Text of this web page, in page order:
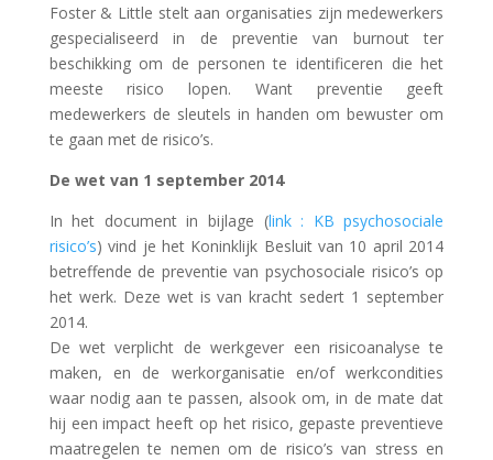
Foster & Little stelt aan organisaties zijn medewerkers
gespecialiseerd in de preventie van burnout ter
beschikking om de personen te identificeren die het
meeste risico lopen. Want preventie geeft
medewerkers de sleutels in handen om bewuster om
te gaan met de risico’s.
De wet van 1 september 2014
In het document in bijlage (link : KB psychosociale
risico’s) vind je het Koninklijk Besluit van 10 april 2014
betreffende de preventie van psychosociale risico’s op
het werk. Deze wet is van kracht sedert 1 september
2014.
De wet verplicht de werkgever een risicoanalyse te
maken, en de werkorganisatie en/of werkcondities
waar nodig aan te passen, alsook om, in de mate dat
hij een impact heeft op het risico, gepaste preventieve
maatregelen te nemen om de risico’s van stress en